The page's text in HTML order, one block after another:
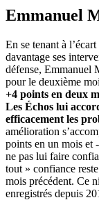
Emmanuel
En se tenant à
davantage ses
défense, Emmanuel
pour le deuxième
+4 points en deux
Les Échos lui
efficacement les
amélioration
points en un mois et
ne pas lui faire
tout » confiance
mois précédent. Ce
enregistrés depuis